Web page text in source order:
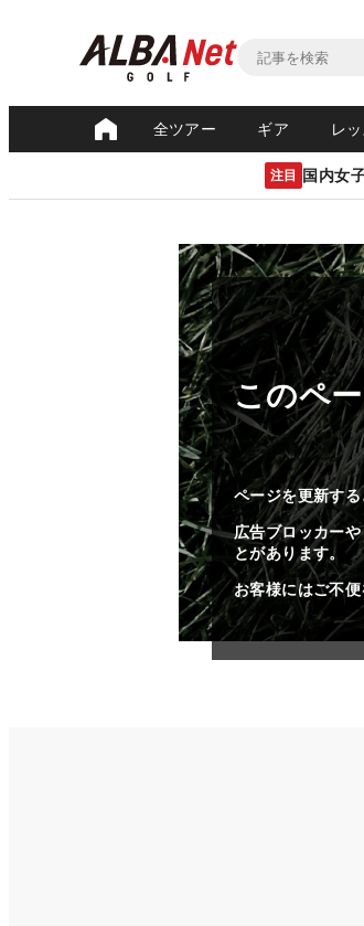
全ツアー ギア レ
注目 国内女
このペ
ページを更新する
広告ブロッカー
とがあります。
お客様にはご不